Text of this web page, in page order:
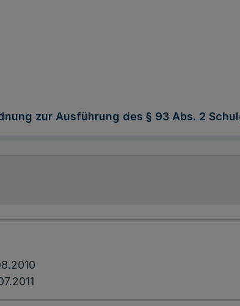
zur Ausführung des § 93 Abs. 2